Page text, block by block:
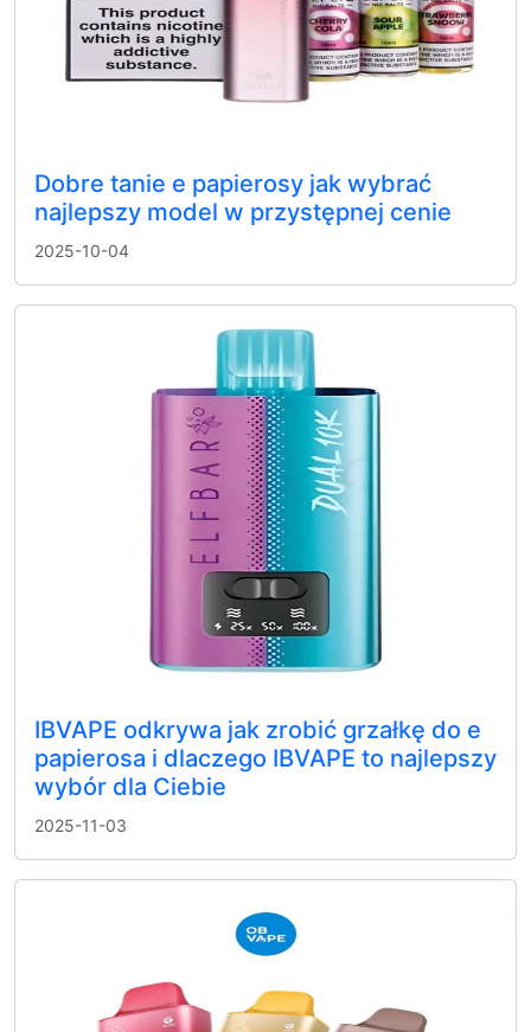
Dobre tanie e papierosy jak wybrać
najlepszy model w przystępnej cenie
2025-10-04
IBVAPE odkrywa jak zrobić grzałkę do e
papierosa i dlaczego IBVAPE to najlepszy
wybór dla Ciebie
2025-11-03